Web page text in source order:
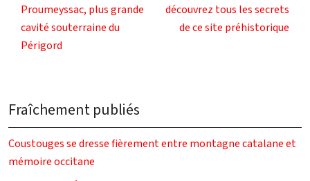
Proumeyssac, plus grande
cavité souterraine du
Périgord
découvrez tous les secrets
de ce site préhistorique
Fraîchement publiés
Coustouges se dresse fièrement entre montagne catalane et
mémoire occitane